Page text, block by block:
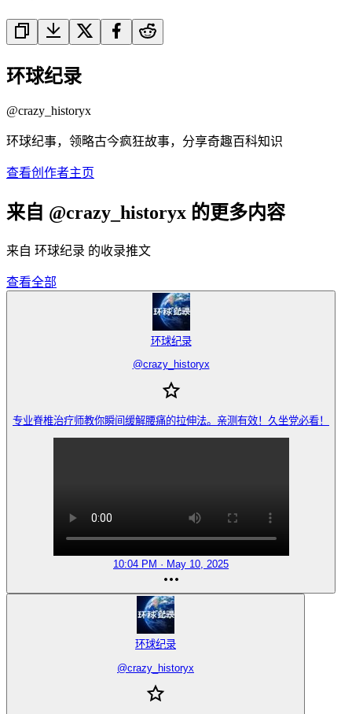
环球纪录
@crazy_historyx
环球纪事，领略古今疯狂故事，分享奇趣百科知识
查看创作者主页
来自 @crazy_historyx 的更多内容
来自 环球纪录 的收录推文
查看全部
环球纪录
@crazy_historyx
专业脊椎治疗师教你瞬间缓解腰痛的拉伸法。亲测有效！久坐党必看！
10:04 PM · May 10, 2025
环球纪录
@crazy_historyx